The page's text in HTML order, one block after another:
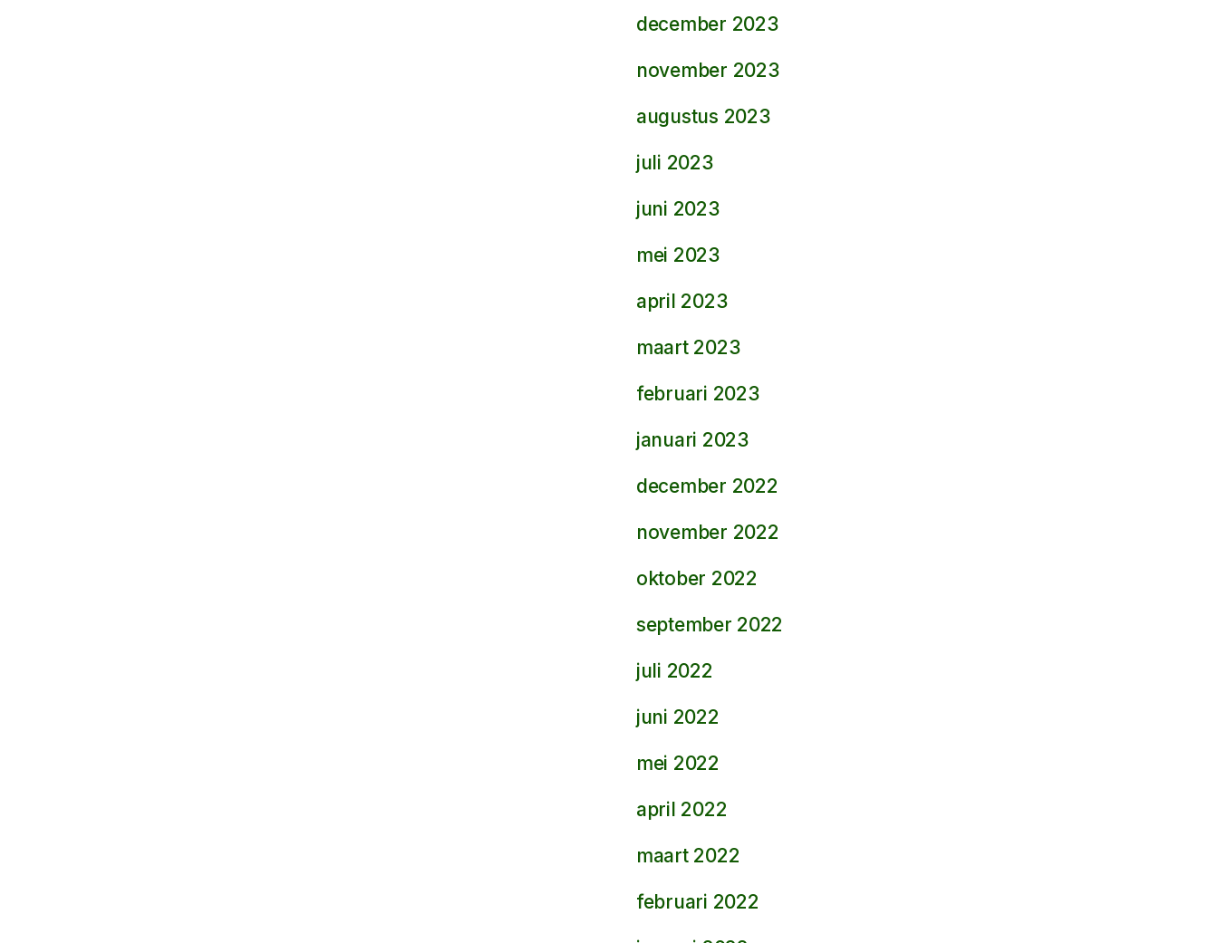
december 2023
november 2023
augustus 2023
juli 2023
juni 2023
mei 2023
april 2023
maart 2023
februari 2023
januari 2023
december 2022
november 2022
oktober 2022
september 2022
juli 2022
juni 2022
mei 2022
april 2022
maart 2022
februari 2022